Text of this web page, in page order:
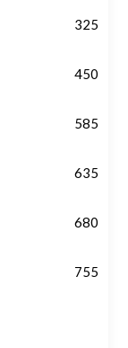
325
450
585
635
680
755